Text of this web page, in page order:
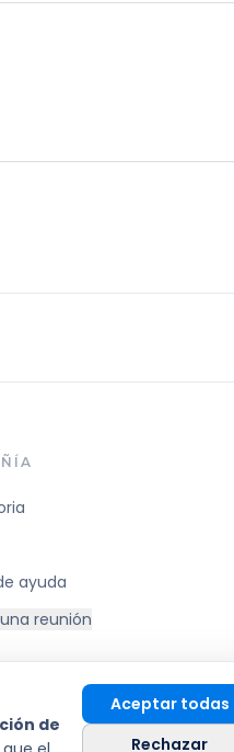
ayuda
reunión
de
Aceptar todas
Rechazar